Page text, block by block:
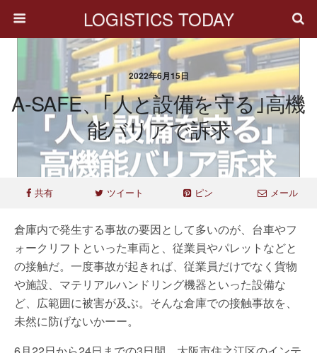
LOGISTICS TODAY
2022年6月15日
A-SAFE、｢人と設備を守る｣高機
能バリアで訴求
共有 ツイート ピン メール
倉庫内で発生する事故の要因として多いのが、台車やフ
ォークリフトといった車両と、従業員やパレットなどと
の接触だ。一度事故が起きれば、従業員だけでなく貨物
や施設、マテリアルハンドリング機器といった設備な
ど、広範囲に被害が及ぶ。そんな倉庫での接触事故を、
未然に防げないかーー。